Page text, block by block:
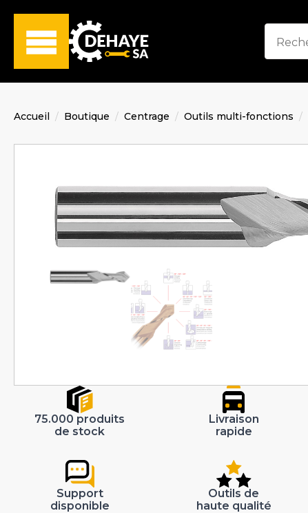
Accueil Boutique Centrage Outils multi-fonctions
75.000 produits
de stock
Livraison
rapide
Support
disponible
Outils de
haute qualité